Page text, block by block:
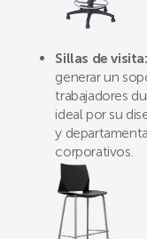
Sillas de visita:
generar un
trabajadores
ideal por su
y
corporativos.